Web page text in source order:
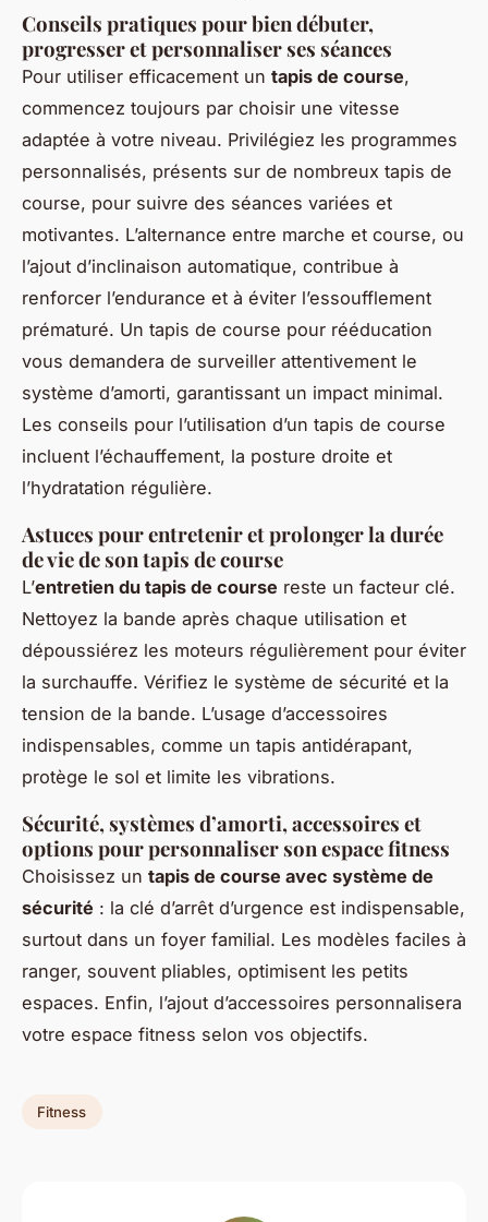
Conseils pratiques pour bien débuter,
progresser et personnaliser ses séances
Pour utiliser efficacement un tapis de course,
commencez toujours par choisir une vitesse
adaptée à votre niveau. Privilégiez les programmes
personnalisés, présents sur de nombreux tapis de
course, pour suivre des séances variées et
motivantes. L’alternance entre marche et course, ou
l’ajout d’inclinaison automatique, contribue à
renforcer l’endurance et à éviter l’essoufflement
prématuré. Un tapis de course pour rééducation
vous demandera de surveiller attentivement le
système d’amorti, garantissant un impact minimal.
Les conseils pour l’utilisation d’un tapis de course
incluent l’échauffement, la posture droite et
l’hydratation régulière.
Astuces pour entretenir et prolonger la durée
de vie de son tapis de course
L’entretien du tapis de course reste un facteur clé.
Nettoyez la bande après chaque utilisation et
dépoussiérez les moteurs régulièrement pour éviter
la surchauffe. Vérifiez le système de sécurité et la
tension de la bande. L’usage d’accessoires
indispensables, comme un tapis antidérapant,
protège le sol et limite les vibrations.
Sécurité, systèmes d’amorti, accessoires et
options pour personnaliser son espace fitness
Choisissez un tapis de course avec système de
sécurité : la clé d’arrêt d’urgence est indispensable,
surtout dans un foyer familial. Les modèles faciles à
ranger, souvent pliables, optimisent les petits
espaces. Enfin, l’ajout d’accessoires personnalisera
votre espace fitness selon vos objectifs.
Fitness